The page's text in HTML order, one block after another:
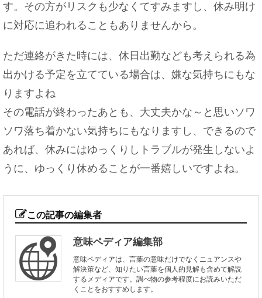
す。その方がリスクも少なくてすみますし、休み明け
に対応に追われることもありませんから。
ただ連絡がきた時には、休日出勤なども考えられる為
出かける予定を立てている場合は、嫌な気持ちにもな
りますよね
その電話が終わったあとも、大丈夫かな～と思いソワ
ソワ落ち着かない気持ちにもなりますし、できるので
あれば、休みにはゆっくりしトラブルが発生しないよ
うに、ゆっくり休めることが一番嬉しいですよね。
この記事の編集者
意味ペディア編集部
意味ペディアは、言葉の意味だけでなくニュアンスや
解決策など、知りたい言葉を個人的見解も含めて解説
するメディアです。調べ物の参考程度にお読みいただ
くことをおすすめします。